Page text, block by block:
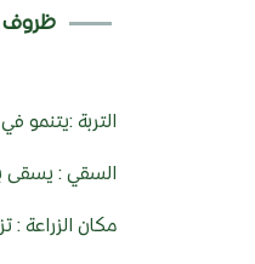
ظروف
التربة :يتنمو
السقي : يسقى
مكان الزراعة :